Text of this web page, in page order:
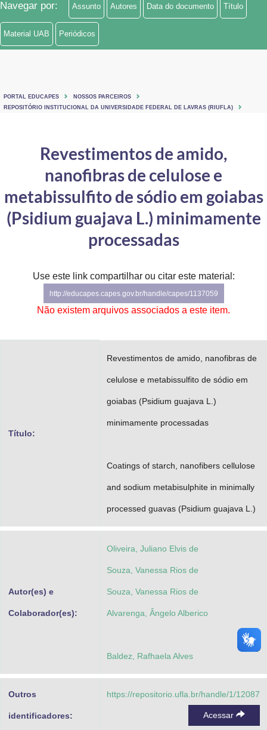
Ministério de Minas e Energia
Ministério da Ciência, Tecnologia, Inovações e Comunicações
Ministério do Turismo
Controladoria-Geral da União
Ministério da Mulher, da Família e dos Direitos Humanos
Secretaria-Geral
Secretaria de Governo
Advocacia-Geral da União
Banco Central do Brasil
Navegar por: Assunto Autores Data do documento Título
Material UAB Periódicos
PORTAL EDUCAPES
NOSSOS PARCEIROS
REPOSITÓRIO INSTITUCIONAL DA UNIVERSIDADE FEDERAL DE LAVRAS (RIUFLA)
Revestimentos de amido,
nanofibras de celulose e
metabissulfito de sódio em goiabas
(Psidium guajava L.) minimamente
processadas
Use este link compartilhar ou citar este material:
http://educapes.capes.gov.br/handle/capes/1137059
Não existem arquivos associados a este item.
Título:
Revestimentos de amido, nanofibras de
celulose e metabissulfito de sódio em
goiabas (Psidium guajava L.)
minimamente processadas
Coatings of starch, nanofibers cellulose
and sodium metabisulphite in minimally
processed guavas (Psidium guajava L.)
Autor(es) e
Colaborador(es):
Oliveira, Juliano Elvis de
Souza, Vanessa Rios de
Souza, Vanessa Rios de
Alvarenga, Ângelo Alberico
Baldez, Rafhaela Alves
Outros
identificadores:
https://repositorio.ufla.br/handle/1/12087
Acessar